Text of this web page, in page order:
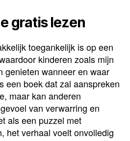
gratis lezen
toegankelijk is op een
kinderen zoals mijn
genieten wanneer en waar
een boek dat zal aanspreken
maar kan anderen
van verwarring en
als een puzzel met
het verhaal voelt onvolledig